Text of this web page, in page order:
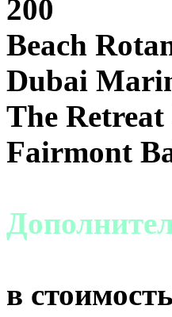
200
Beach
Dubai
The
Fairmont
в